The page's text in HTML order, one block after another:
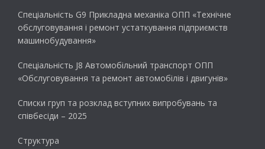
Спеціальність G9 Прикладна механіка ОПП «Технічне
обслуговування і ремонт устаткування підприємств
машинобудування»
Спеціальність J8 Автомобільний транспорт ОПП
«Обслуговування та ремонт автомобілів і двигунів»
Списки груп та розклад вступних випробувань та
співбесіди – 2025
Структура